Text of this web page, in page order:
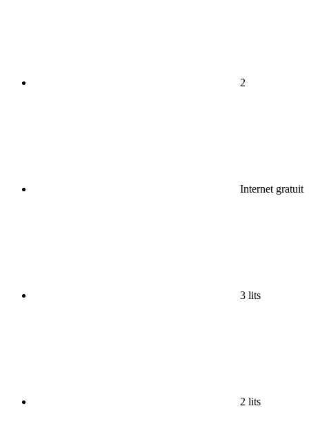
2
Internet gratuit
3 lits
2 lits